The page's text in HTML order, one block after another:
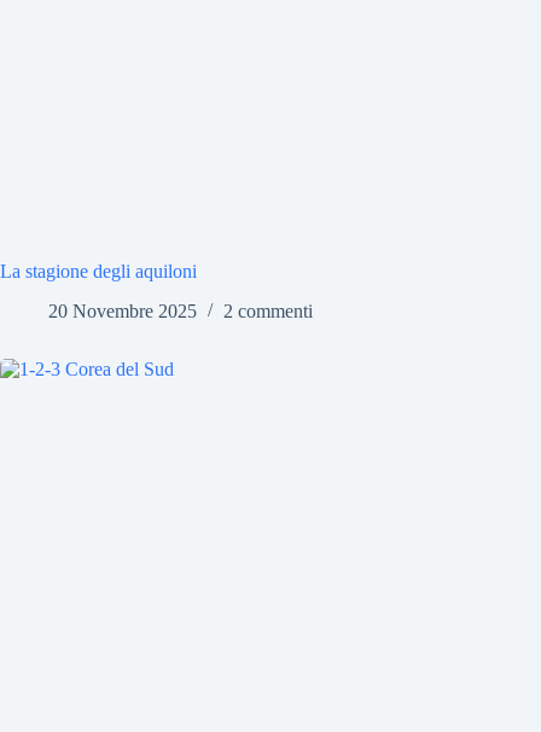
La stagione degli aquiloni
20 Novembre 2025
2 commenti